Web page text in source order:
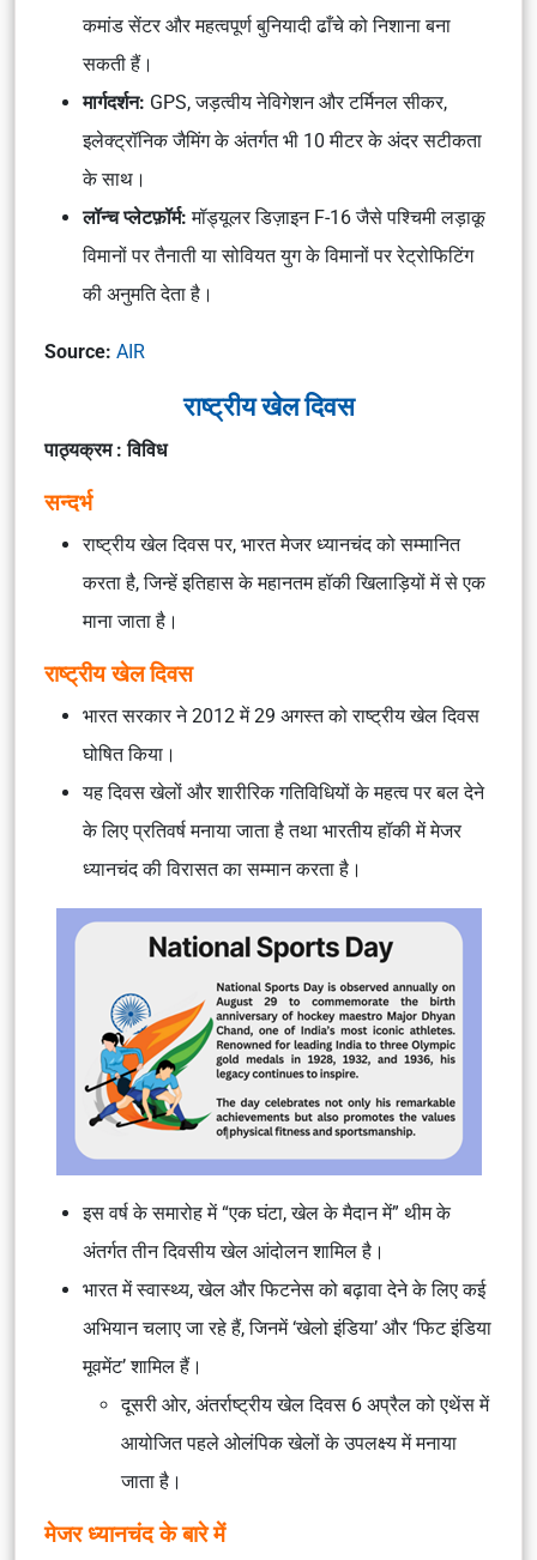
कमांड सेंटर और महत्वपूर्ण बुनियादी ढाँचे को निशाना बना
सकती हैं।
मार्गदर्शन: GPS, जड़त्वीय नेविगेशन और टर्मिनल सीकर,
इलेक्ट्रॉनिक जैमिंग के अंतर्गत भी 10 मीटर के अंदर सटीकता
के साथ।
लॉन्च प्लेटफ़ॉर्म:मॉड्यूलर डिज़ाइन F-16 जैसे पश्चिमी लड़ाकू
विमानों पर तैनाती या सोवियत युग के विमानों पर रेट्रोफिटिंग
की अनुमति देता है।
Source: AIR
राष्ट्रीय खेल दिवस
पाठ्यक्रम : विविध
सन्दर्भ
राष्ट्रीय खेल दिवस पर, भारत मेजर ध्यानचंद को सम्मानित
करता है, जिन्हें इतिहास के महानतम हॉकी खिलाड़ियों में से एक
माना जाता है।
राष्ट्रीय खेल दिवस
भारत सरकार ने 2012 में 29 अगस्त को राष्ट्रीय खेल दिवस
घोषित किया।
यह दिवस खेलों और शारीरिक गतिविधियों के महत्व पर बल देने
के लिए प्रतिवर्ष मनाया जाता है तथा भारतीय हॉकी में मेजर
ध्यानचंद की विरासत का सम्मान करता है।
इस वर्ष के समारोह में “एक घंटा, खेल के मैदान में” थीम के
अंतर्गत तीन दिवसीय खेल आंदोलन शामिल है।
भारत में स्वास्थ्य, खेल और फिटनेस को बढ़ावा देने के लिए कई
अभियान चलाए जा रहे हैं, जिनमें ‘खेलो इंडिया’ और ‘फिट इंडिया
मूवमेंट’ शामिल हैं।
दूसरी ओर, अंतर्राष्ट्रीय खेल दिवस 6 अप्रैल को एथेंस में
आयोजित पहले ओलंपिक खेलों के उपलक्ष्य में मनाया
जाता है।
मेजर ध्यानचंद के बारे में